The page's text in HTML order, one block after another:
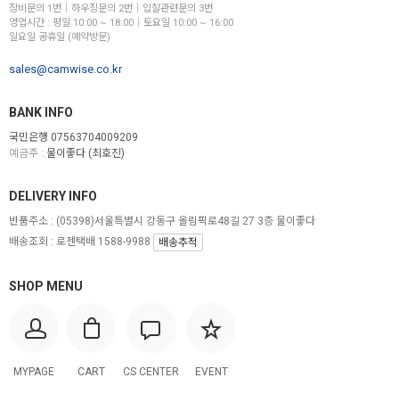
장비문의 1번│하우징문의 2번│입찰관련문의 3번
영업시간 : 평일 10:00 ~ 18:00│토요일 10:00 ~ 16:00
일요일 공휴일 (예약방문)
sales@camwise.co.kr
BANK INFO
국민은행 07563704009209
예금주 : 물이좋다 (최호진)
SHOP MENU
MYPAGE CART CS CENTER EVENT
DELIVERY INFO
반품주소 : (05398)서울특별시 강동구 올림픽로48길 27 3층 물이좋다
배송조회 : 로젠택배 1588-9988
배송추적